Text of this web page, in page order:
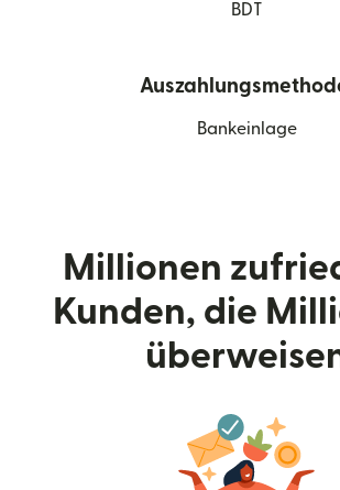
BDT
Bankeinlage
Millionen
Kunden, die